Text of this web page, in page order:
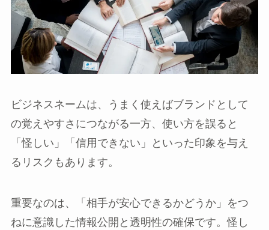
ビジネスネームは、うまく使えばブランドとして
の覚えやすさにつながる一方、使い方を誤ると
「怪しい」「信用できない」といった印象を与え
るリスクもあります。
重要なのは、「相手が安心できるかどうか」をつ
ねに意識した情報公開と透明性の確保です。怪し